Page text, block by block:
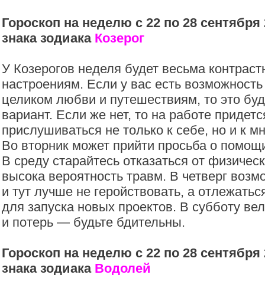
Гороскоп на неделю с 22 по 28 сентября
знака зодиака Козерог
У Козерогов неделя будет весьма
настроениям. Если у вас есть
целиком любви и путешествиям, то это
вариант. Если же нет, то на работе
прислушиваться не только к себе, но и к
Во вторник может прийти просьба о
В среду старайтесь отказаться от
высока вероятность травм. В четверг
и тут лучше не геройствовать, а
для запуска новых проектов. В субботу
и потерь — будьте бдительны.
Гороскоп на неделю с 22 по 28 сентября
знака зодиака Водолей